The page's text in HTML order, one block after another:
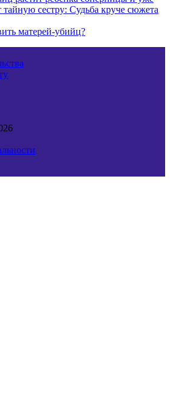
тайную сестру: Судьба круче сюжета
матерей-убийц?